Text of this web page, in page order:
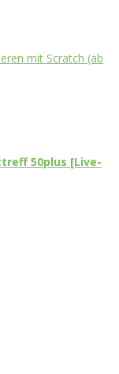
mit Scratch (ab
50plus [Live-